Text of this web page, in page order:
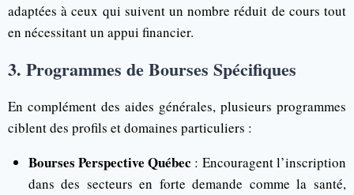
adaptées à ceux qui suivent un nombre réduit de cours tout
en nécessitant un appui financier.
3. Programmes de Bourses Spécifiques
En complément des aides générales, plusieurs programmes
ciblent des profils et domaines particuliers :
Bourses Perspective Québec : Encouragent l’inscription
dans des secteurs en forte demande comme la santé,